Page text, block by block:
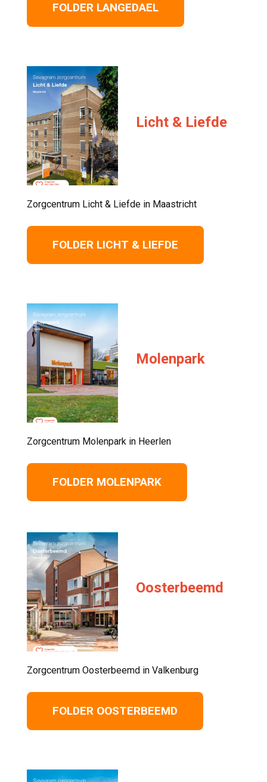
FOLDER LANGEDAEL
Licht & Liefde
Zorgcentrum Licht & Liefde in Maastricht
FOLDER LICHT & LIEFDE
Molenpark
Zorgcentrum Molenpark in Heerlen
FOLDER MOLENPARK
Oosterbeemd
Zorgcentrum Oosterbeemd in Valkenburg
FOLDER OOSTERBEEMD